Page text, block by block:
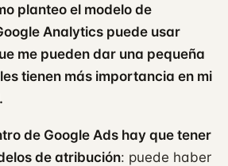
planteo el modelo de
Analytics puede usar
me pueden dar una pequeña
tienen más importancia en mi
de Google Ads hay que tener
de atribución: puede haber